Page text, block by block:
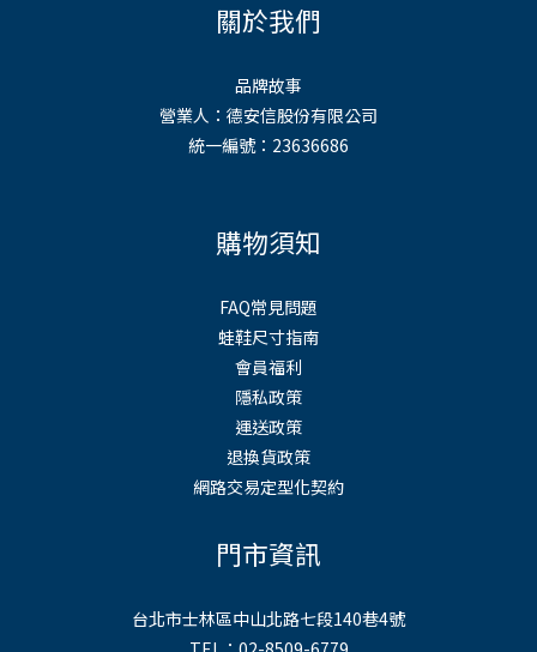
關於我們
品牌故事
營業人：德安信股份有限公司
統一編號：23636686
購物須知
FAQ常見問題
蛙鞋尺寸指南
會員福利
隱私政策
運送政策
退換貨政策
網路交易定型化契約
門市資訊
台北市士林區中山北路七段140巷4號